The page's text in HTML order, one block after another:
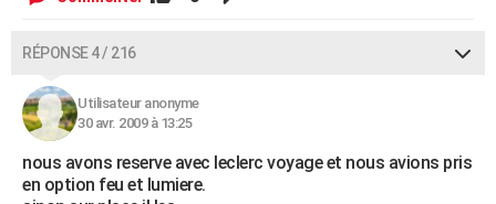
RÉPONSE 4 / 216
Utilisateur anonyme
30 avr. 2009 à 13:25
nous avons reserve avec leclerc voyage et nous avions pris
en option feu et lumiere.